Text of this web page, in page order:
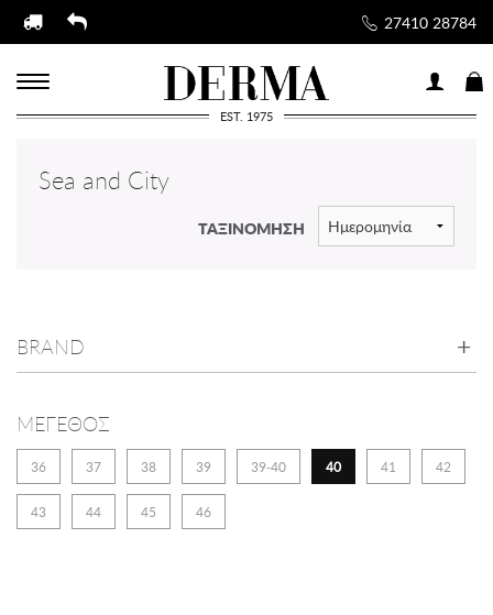
27410 28784
EST. 1975
Sea and City
ΤΑΞΙΝΟΜΗΣΗ
BRAND
ΜΕΓΕΘΟΣ
36 37 38 39 39-40 40 41 42
43 44 45 46